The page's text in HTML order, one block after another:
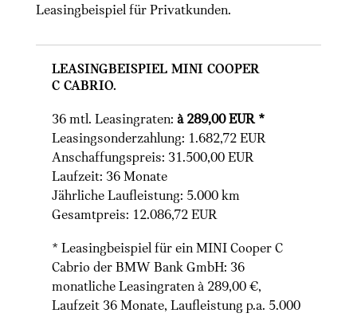
Leasingbeispiel für Privatkunden.
Leasingbeispiel MINI Cooper
C Cabrio.
36 mtl. Leasingraten: à 289,00 EUR *
Leasingsonderzahlung: 1.682,72 EUR
Anschaffungspreis: 31.500,00 EUR
Laufzeit: 36 Monate
Jährliche Laufleistung: 5.000 km
Gesamtpreis: 12.086,72 EUR
* Leasingbeispiel für ein MINI Cooper C
Cabrio der BMW Bank GmbH: 36
monatliche Leasingraten à 289,00 €,
Laufzeit 36 Monate, Laufleistung p.a. 5.000